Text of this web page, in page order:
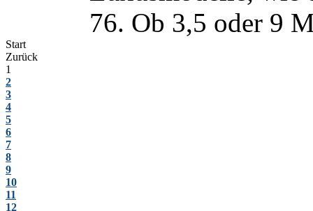
76. Ob 3,5 oder 9
Start
Zurück
1
2
3
4
5
6
7
8
9
10
11
12